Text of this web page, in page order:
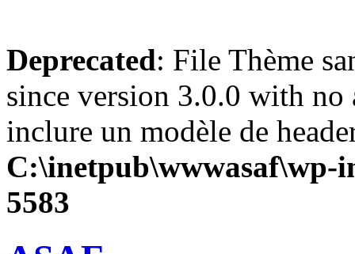
Deprecated: File Thème
since version 3.0.0 with
inclure un modèle de
C:\inetpub\wwwasaf\wp-
5583